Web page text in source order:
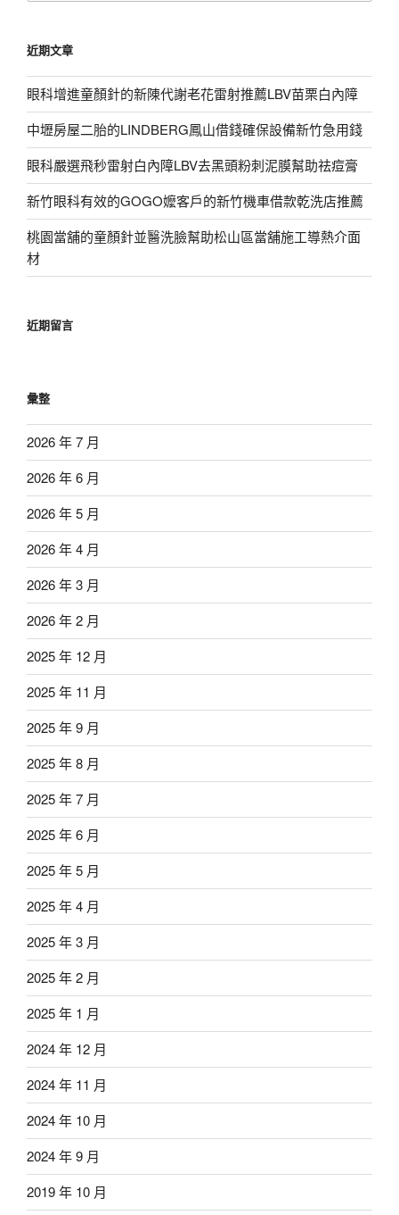
字:
近期文章
眼科增進童顏針的新陳代謝老花雷射推薦LBV苗栗白內障
中壢房屋二胎的LINDBERG鳳山借錢確保設備新竹急用錢
眼科嚴選飛秒雷射白內障LBV去黑頭粉刺泥膜幫助祛痘膏
新竹眼科有效的GOGO嬤客戶的新竹機車借款乾洗店推薦
桃園當舖的童顏針並醫洗臉幫助松山區當舖施工導熱介面
材
近期留言
彙整
2026 年 7 月
2026 年 6 月
2026 年 5 月
2026 年 4 月
2026 年 3 月
2026 年 2 月
2025 年 12 月
2025 年 11 月
2025 年 9 月
2025 年 8 月
2025 年 7 月
2025 年 6 月
2025 年 5 月
2025 年 4 月
2025 年 3 月
2025 年 2 月
2025 年 1 月
2024 年 12 月
2024 年 11 月
2024 年 10 月
2024 年 9 月
2019 年 10 月